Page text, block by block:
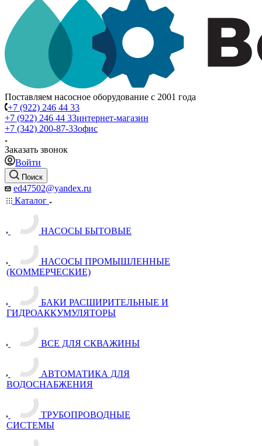
Поставляем насосное оборудование с 2001 года
+7 (922) 246 44 33
+7 (922) 246 44 33интернет-магазин
+7 (342) 200-87-33офис
Заказать звонок
Войти
Поиск
ed47502@yandex.ru
Каталог
НАСОСЫ БЫТОВЫЕ
НАСОСЫ ПРОМЫШЛЕННЫЕ
(КОММЕРЧЕСКИЕ)
БАКИ РАСШИРИТЕЛЬНЫЕ И
ГИДРОАККУМУЛЯТОРЫ
ВСЕ ДЛЯ СКВАЖИНЫ
АВТОМАТИКА ДЛЯ
ВОДОСНАБЖЕНИЯ
ТРУБОПРОВОДНЫЕ
СИСТЕМЫ